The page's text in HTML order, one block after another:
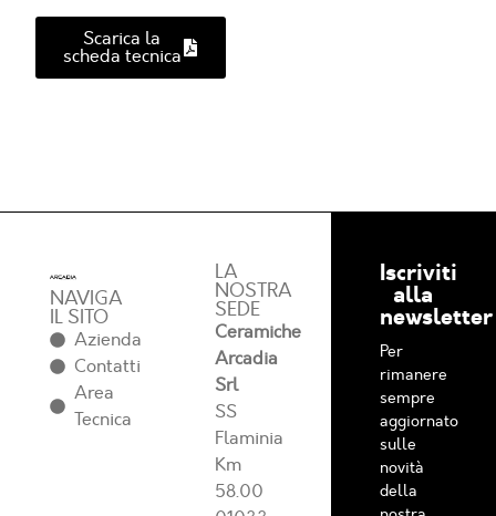
Scarica la
scheda tecnica
NAVIGA
IL SITO
Azienda
Contatti
Area
Tecnica
LA
NOSTRA
SEDE
Ceramiche
Arcadia
Srl
SS
Flaminia
Km
58.00
Iscriviti
alla
newsletter
Per
rimanere
sempre
aggiornato
sulle
novità
della